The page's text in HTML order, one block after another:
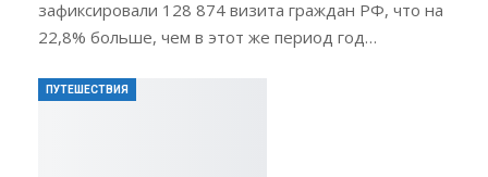
зафиксировали 128 874 визита граждан РФ, что на
22,8% больше, чем в этот же период год…
ПУТЕШЕСТВИЯ